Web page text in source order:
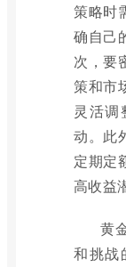
策略时
确自己
次，要
策和市
灵活
动。此
定期定
高收益
黄
和挑战